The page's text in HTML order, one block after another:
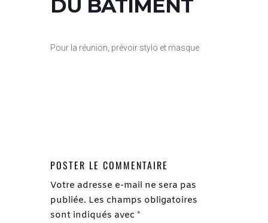
DU BATIMENT
Pour la réunion, prévoir stylo et masque
POSTER LE COMMENTAIRE
Votre adresse e-mail ne sera pas
publiée. Les champs obligatoires
sont indiqués avec *